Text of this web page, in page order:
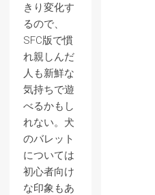
きり変化す
るので、
SFC版で慣
れ親しんだ
人も新鮮な
気持ちで遊
べるかもし
れない。犬
のバレット
については
初心者向け
な印象もあ